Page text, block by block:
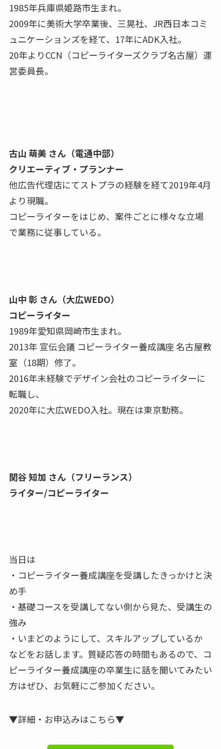
1985年兵庫県姫路市生まれ。
2009年に美術大学卒業後、三晃社、JR西日本コミ
ュニケーションズを経て、17年にADK入社。
20年よりCCN（コピーライターズクラブ名古屋）運
営委員長。
古山 萌美 さん（電通中部）
クリエーティブ・プランナー
他広告代理店にてストプラの経験を経て2019年4月
より現職。
コピーライターをはじめ、案件ごとに様々な立場
で業務に従事している。
山中 彰 さん（大広WEDO）
コピーライター
1989年愛知県岡崎市生まれ。
2013年 宣伝会議 コピーライター養成講座 名古屋教
室（18期）修了。
2016年未経験でデザイン会社のコピーライターに
転職し、
2020年に大広WEDO入社。現在は東京勤務。
関谷 知加 さん（フリーランス）
ライター/コピーライター
当日は
・コピーライター養成講座を受講したきっかけと決
め手
・基礎コースを受講してない側から見た、受講生の
強み
・いまどのようにして、スキルアップしているか
などをお話します。質疑応答の時間もあるので、コ
ピーライター養成講座の卒業生に話を聞いてみたい
方はぜひ、お気軽にご参加ください。
▼詳細・お申込みはこちら▼